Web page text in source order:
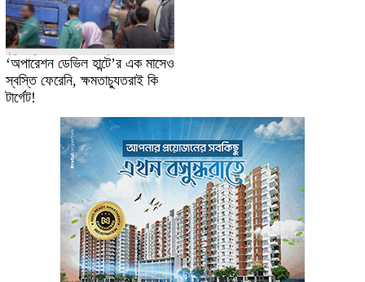
‘অপারেশন ডেভিল হান্টে’র এক মাসেও
স্বস্তি ফেরেনি, ক্ষমতাচ্যুতরাই কি
টার্গেট!